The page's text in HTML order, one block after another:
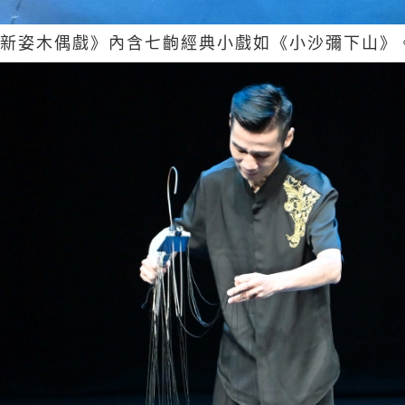
姿木偶戲》內含七齣經典小戲如《小沙彌下山》